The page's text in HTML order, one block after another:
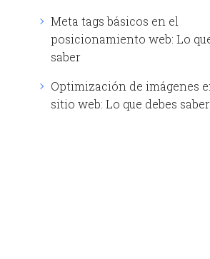
Meta tags básicos en el
posicionamiento web: Lo
saber
Optimización de imágenes
sitio web: Lo que debes saber